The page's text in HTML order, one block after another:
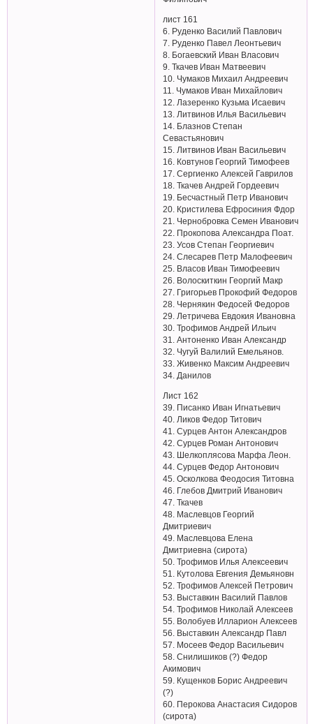
лист 161
6. Руденко Василий Павлович
7. Руденко Павел Леонтьевич
8. Богаевский Иван Власович
9. Ткачев Иван Матвеевич
10. Чумаков Михаил Андреевич
11. Чумаков Иван Михайлович
12. Лазеренко Кузьма Исаевич
13. Литвинов Илья Васильевич
14. Блазнов Степан
Севастьянович
15. Литвинов Иван Васильевич
16. Ковтунов Георгий Тимофеев
17. Сергиенко Алексей Гаврилов
18. Ткачев Андрей Гордеевич
19. Бесчастный Петр Иванович
20. Кристилева Ефросиния Фдор
21. Чернобровка Семен Иванович
22. Прокопова Александра Поат.
23. Усов Степан Георгиевич
24. Слесарев Петр Малофеевич
25. Власов Иван Тимофеевич
26. Волоскиткин Георгий Макр
27. Григорьев Прокофий Федоров
28. Чернякин Федосей Федоров
29. Летричева Евдокия Ивановна
30. Трофимов Андрей Ильич
31. Антоненко Иван Александр
32. Чугуй Валилий Емельянов.
33. Живенко Максим Андреевич
34. Данилов
Лист 162
39. Писанко Иван Игнатьевич
40. Ликов Федор Титович
41. Сурцев Антон Александров
42. Сурцев Роман Антонович
43. Шелкоплясова Марфа Леон.
44. Сурцев Федор Антонович
45. Осколкова Феодосия Титовна
46. Глебов Дмитрий Иванович
47. Ткачев
48. Маслевцов Георгий
Дмитриевич
49. Маслевцова Елена
Дмитриевна (сирота)
50. Трофимов Илья Алексеевич
51. Кутолова Евгения Демьяновн
52. Трофимов Алексей Петрович
53. Выставкин Василий Павлов
54. Трофимов Николай Алексеев
55. Волобуев Илларион Алексеев
56. Выставкин Александр Павл
57. Мосеев Федор Васильевич
58. Снилишиков (?) Федор
Акимович
59. Кущенков Борис Андреевич
(?)
60. Перокова Анастасия Сидоров
(сирота)